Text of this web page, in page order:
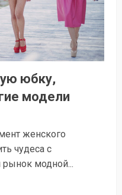
юбку,
модели
женского
чудеса с
модной...